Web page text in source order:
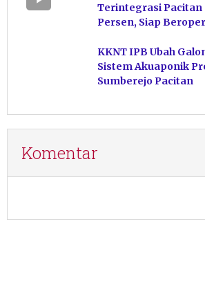
Terintegrasi Pacitan
Persen, Siap
KKNT IPB Ubah
Sistem Akuaponik
Sumberejo Pacitan
Komentar